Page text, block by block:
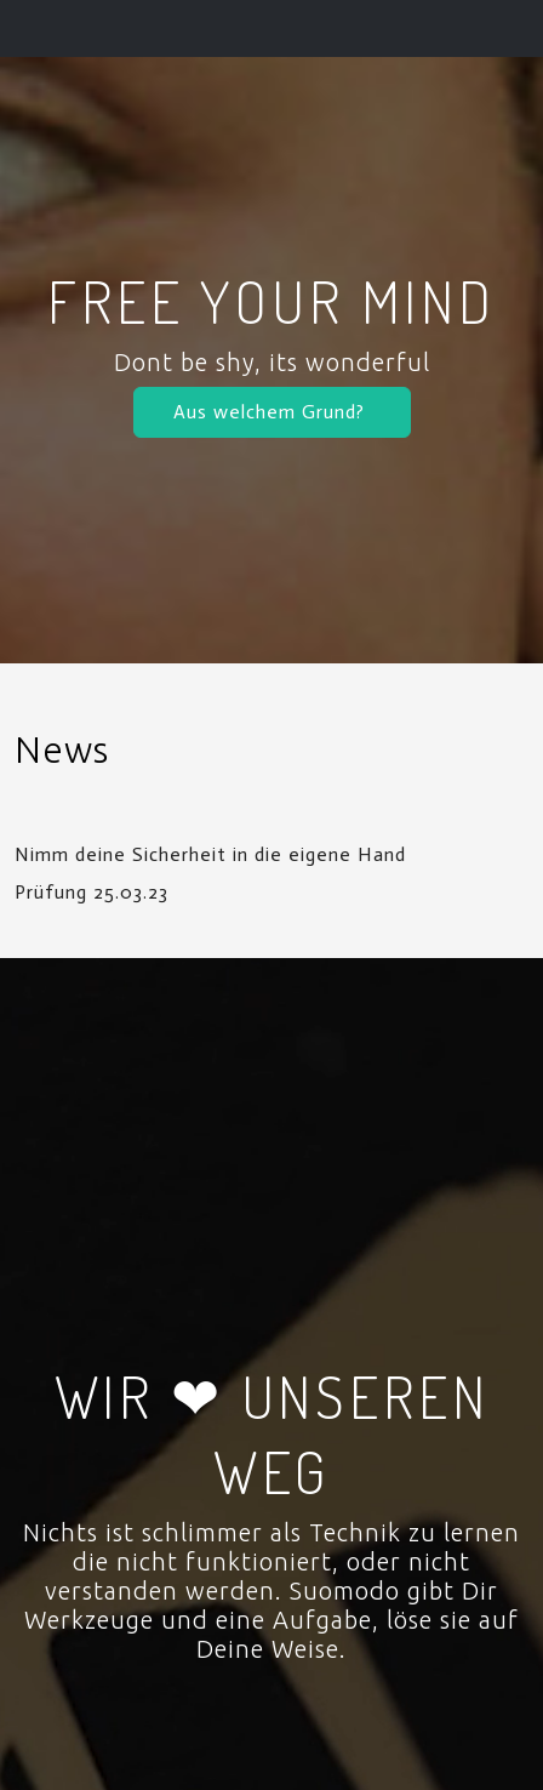
FREE YOUR MIND
Dont be shy, its wonderful
Aus welchem Grund?
News
Nimm deine Sicherheit in die eigene Hand
Prüfung 25.03.23
WIR ❤ UNSEREN
WEG
Nichts ist schlimmer als Technik zu lernen
die nicht funktioniert, oder nicht
verstanden werden. Suomodo gibt Dir
Werkzeuge und eine Aufgabe, löse sie auf
Deine Weise.